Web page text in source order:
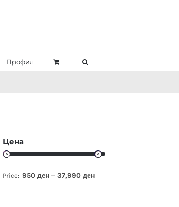
Профил
Цена
Price: 950 ден— 37,990 ден